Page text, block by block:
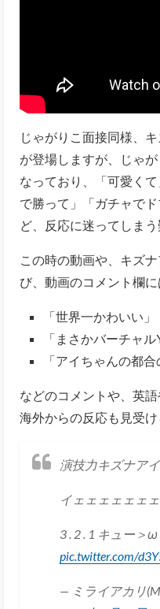
じゃがりこ面接同様、
が登場しますが、じゃ
なっており、「可愛く
で勝って」「ガチャで
ど、反応に迷ってしま
この時の動画や、キズ
び、動画のコメント欄に
「世界一かわいい」
「まさかバーチャ
「アイちゃんの都
などのコメントや、英
海外からの反応も見受け
演技力キズナア
イェェェェェェ
3 . 2 . 1 キュー＞
pic.twitter.com/
— ミライアカリ